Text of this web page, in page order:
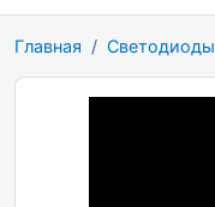
Главная Светодиоды